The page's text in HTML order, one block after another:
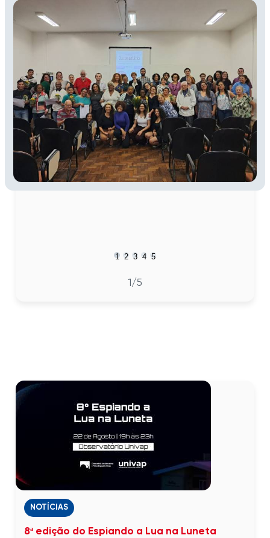
1 2 3 4 5
2/5
NOTÍCIAS
8ª edição do Espiando a Lua na Luneta